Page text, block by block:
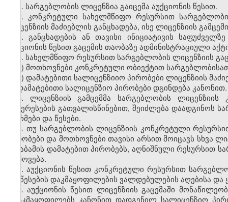
1. სარგებლობის ლიცენზია გაიცემა აუქციონის წესით.
2. კონკრეტული სახელმწიფო რესურსით
ლიცენზიის მაძიებლის განცხადება, ისე ლიცენზიის
3. განცხადების ან თავისი ინიციატივის
აუქციონის წესით გაცემის თაობაზე ადმინისტრაციული
4. სახელმწიფო რესურსით სარგებლობის ლიცენზიის
ა) მოთხოვნები კონკრეტული ობიექტით
ბ) დამატებითი სალიცენზიიო პირობები ლიცენზიის
დამატებითი სალიცენზიო პირობები დგინდება კანონით.
5. ლიცენზიის გამცემმა სარგებლობის
ინტერესების გათვალისწინებით, შეიძლება
ნორმები და წესები.
6. თუ სარგებლობის ლიცენზიის კონკრეტული
პირობები და მოთხოვნები თავისი არსით მოიცავს სხვა
შესაბამის დამატებით პირობებს, აღნიშნული რესურსით
მოპოვება.
7. აუქციონის წესით კონკრეტული რესურსით
და წესების დაკმაყოფილების ვალდებულების აღებისა
8. აუქციონის წესით ლიცენზიის გაცემაში
დააკმაყოფილებს კანონით დადგენილ სალიცენზიო